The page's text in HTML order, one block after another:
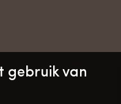
gebruik van